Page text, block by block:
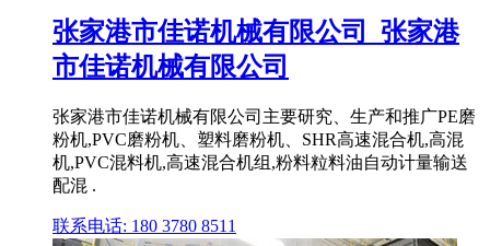
张家港市佳诺机械有限公司_张家港
市佳诺机械有限公司
张家港市佳诺机械有限公司主要研究、生产和推广PE磨
粉机,PVC磨粉机、塑料磨粉机、SHR高速混合机,高混
机,PVC混料机,高速混合机组,粉料粒料油自动计量输送
配混 .
联系电话: 180 3780 8511